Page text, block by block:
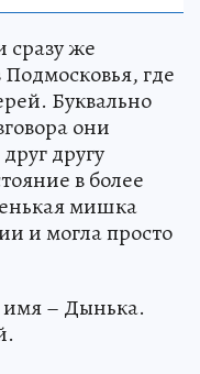
сразу же
где
Буквально
они
другу
в более
мишка
и могла просто
– Дынька.